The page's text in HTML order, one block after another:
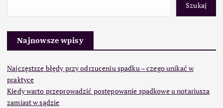
Szukaj
Najnowsze wpisy
Najczęstsze błędy przy odrzuceniu spadku – czego unikać w
praktyce
Kiedy warto przeprowadzić postępowanie spadkowe u notariusza
zamiast w sądzie